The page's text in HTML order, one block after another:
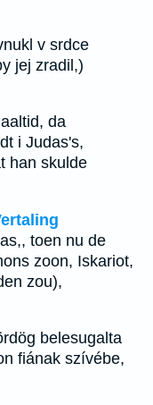
v srdce
jej zradil,)
da
i Judas's,
han skulde
toen nu de
zoon, Iskariot,
zou),
belesugalta
fiának szívébe,